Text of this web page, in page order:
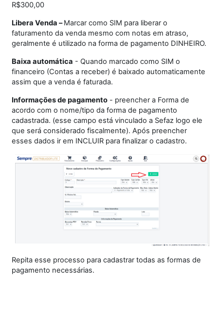
R$300,00
Libera Venda –Marcar como SIM para liberar o
faturamento da venda mesmo com notas em atraso,
geralmente é utilizado na forma de pagamento DINHEIRO.
Baixa automática - Quando marcado como SIM o
financeiro (Contas a receber) é baixado automaticamente
assim que a venda é faturada.
Informações de pagamento - preencher a Forma de
acordo com o nome/tipo da forma de pagamento
cadastrada. (esse campo está vinculado a Sefaz logo ele
que será considerado fiscalmente). Após preencher
esses dados ir em INCLUIR para finalizar o cadastro.
Repita esse processo para cadastrar todas as formas de
pagamento necessárias.